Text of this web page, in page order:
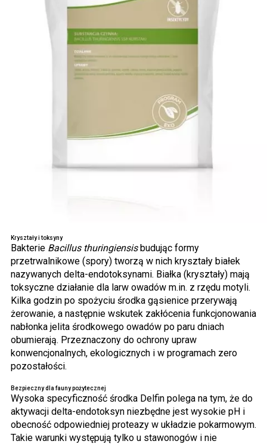
Kryształy i toksyny
Bakterie Bacillus thuringiensisbudując formy
przetrwalnikowe (spory) tworzą w nich kryształy białek
nazywanych delta-endotoksynami. Białka (kryształy) mają
toksyczne działanie dla larw owadów m.in. z rzędu motyli.
Kilka godzin po spożyciu środka gąsienice przerywają
żerowanie, a następnie wskutek zakłócenia funkcjonowania
nabłonka jelita środkowego owadów po paru dniach
obumierają. Przeznaczony do ochrony upraw
konwencjonalnych, ekologicznych i w programach zero
pozostałości.
Bezpieczny dla fauny pożytecznej
Wysoka specyficzność środka Delfin polega na tym, że do
aktywacji delta-endotoksyn niezbędne jest wysokie pH i
obecność odpowiedniej proteazy w układzie pokarmowym.
Takie warunki występują tylko u stawonogów i nie